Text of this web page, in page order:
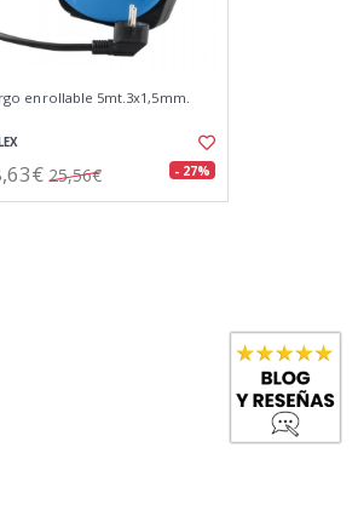
enrollable 5mt.3x1,5mm.
25,56€ - 27%